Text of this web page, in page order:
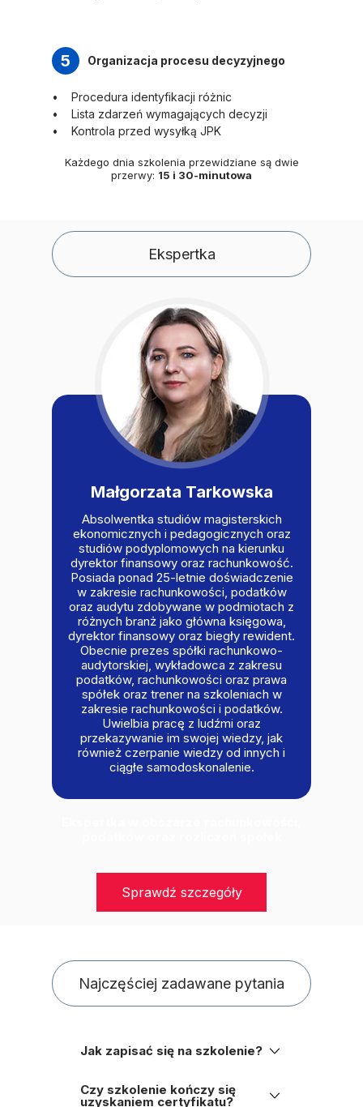
5 Organizacja procesu decyzyjnego
Procedura identyfikacji różnic
Lista zdarzeń wymagających decyzji
Kontrola przed wysyłką JPK
Każdego dnia szkolenia przewidziane są dwie
przerwy: 15 i 30-minutowa
Ekspertka
Małgorzata Tarkowska
Absolwentka studiów magisterskich
ekonomicznych i pedagogicznych oraz
studiów podyplomowych na kierunku
dyrektor finansowy oraz rachunkowość.
Posiada ponad 25-letnie doświadczenie
w zakresie rachunkowości, podatków
oraz audytu zdobywane w podmiotach z
różnych branż jako główna księgowa,
dyrektor finansowy oraz biegły rewident.
Obecnie prezes spółki rachunkowo-
audytorskiej, wykładowca z zakresu
podatków, rachunkowości oraz prawa
spółek oraz trener na szkoleniach w
zakresie rachunkowości i podatków.
Uwielbia pracę z ludźmi oraz
przekazywanie im swojej wiedzy, jak
również czerpanie wiedzy od innych i
ciągłe samodoskonalenie.
Sprawdź szczegóły
Najczęściej zadawane pytania
Jak zapisać się na szkolenie?
zgłoszeniowy. Na podany przy
rejestracji adres e-mail wyślemy
Czy szkolenie kończy się
uzyskaniem certyfikatu?